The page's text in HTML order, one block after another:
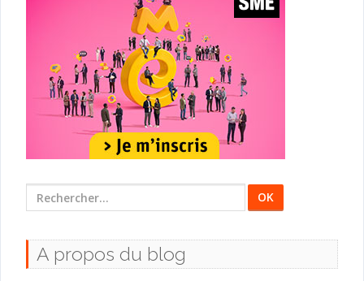
Rechercher
:
A propos du blog